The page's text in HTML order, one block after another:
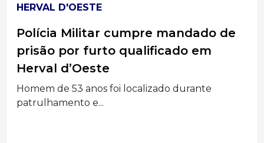
HERVAL D'OESTE
Polícia Militar cumpre mandado de
prisão por furto qualificado em
Herval d’Oeste
Homem de 53 anos foi localizado durante
patrulhamento e...